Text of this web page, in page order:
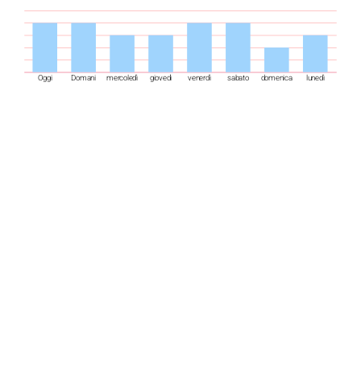
Oggi Domani mercoledì giovedì venerdì sabato domenica lunedì